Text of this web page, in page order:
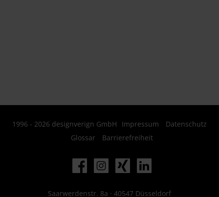
1996 - 2026 designverign GmbH Impressum
Datenschutz
Glossar
Barrierefreiheit
Saarwerdenstr. 8a · 40547 Düsseldorf